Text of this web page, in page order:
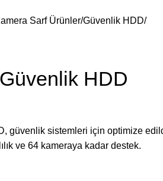
Sarf Ürünler Güvenlik HDD
HDD
güvenlik sistemleri için optimize
ve 64 kameraya kadar destek.